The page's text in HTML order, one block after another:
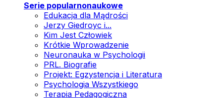
Serie popularnonaukowe
Edukacja dla Mądrości
Jerzy Giedroyc i...
Kim Jest Człowiek
Krótkie Wprowadzenie
Neuronauka w Psychologii
PRL. Biografie
Projekt: Egzystencja i Literatura
Psychologia Wszystkiego
Terapia Pedagogiczna